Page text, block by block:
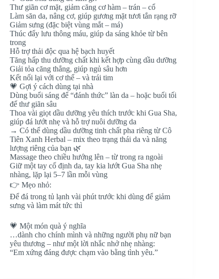
Thư giãn cơ mặt, giảm căng cơ hàm – trán – cổ
Làm săn da, nâng cơ, giúp gương mặt tươi tắn rạng rỡ
Giảm sưng (đặc biệt vùng mắt – má)
Thúc đẩy lưu thông máu, giúp da sáng khỏe từ bên
trong
Hỗ trợ thải độc qua hệ bạch huyết
Tăng hấp thu dưỡng chất khi kết hợp cùng dầu dưỡng
Giải tỏa căng thẳng, giúp ngủ sâu hơn
Kết nối lại với cơ thể – và trái tim
💗 Gợi ý cách dùng tại nhà
Dùng buổi sáng để “đánh thức” làn da – hoặc buổi tối
để thư giãn sâu
Thoa vài giọt dầu dưỡng yêu thích trước khi Gua Sha,
giúp đá lướt nhẹ và hỗ trợ nuôi dưỡng da
→ Có thể dùng dầu dưỡng tinh chất pha riêng từ Cô
Tiên Xanh Herbal – mix theo trạng thái da và năng
lượng riêng của bạn 🌿
Massage theo chiều hướng lên – từ trong ra ngoài
Giữ một tay cố định da, tay kia lướt Gua Sha nhẹ
nhàng, lặp lại 5–7 lần mỗi vùng
👉 Mẹo nhỏ:
Để đá trong tủ lạnh vài phút trước khi dùng để giảm
sưng và làm mát tức thì
💗 Một món quà ý nghĩa
…dành cho chính mình và những người phụ nữ bạn
yêu thương – như một lời nhắc nhở nhẹ nhàng:
“Em xứng đáng được chạm vào bằng tình yêu.”